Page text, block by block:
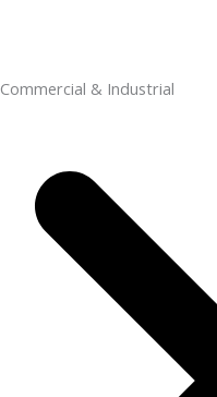
Commercial & Industrial